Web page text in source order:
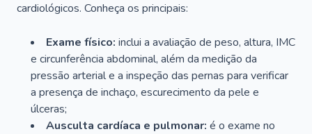
cardiológicos. Conheça os principais:
Exame físico: inclui a avaliação de peso, altura, IMC
e circunferência abdominal, além da medição da
pressão arterial e a inspeção das pernas para verificar
a presença de inchaço, escurecimento da pele e
úlceras;
Ausculta cardíaca e pulmonar: é o exame no